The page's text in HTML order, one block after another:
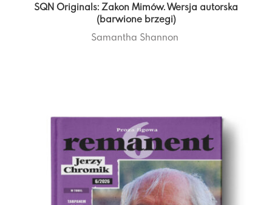
SQN Originals: Zakon Mimów. Wersja autorska
(barwione brzegi)
Samantha Shannon